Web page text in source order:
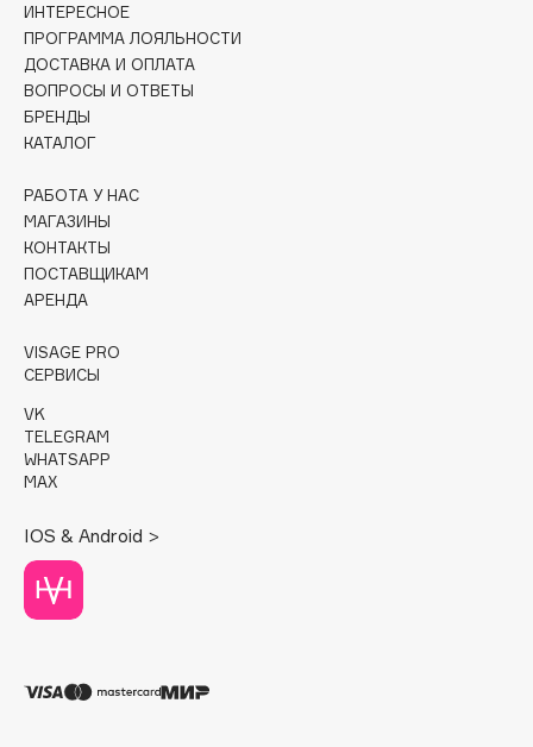
Club De Nuit
Collagenina
Consly
Corimo
CosRX
Crescina
Cunzite
Curaprox
D
d'Alba
DABO
DARLING*
Deonica
Dessange
Divage
ИНТЕРЕСНОЕ
ПРОГРАММА ЛОЯЛЬНОСТИ
ДОСТАВКА И ОПЛАТА
ВОПРОСЫ И ОТВЕТЫ
БРЕНДЫ
КАТАЛОГ
РАБОТА У НАС
МАГАЗИНЫ
КОНТАКТЫ
ПОСТАВЩИКАМ
АРЕНДА
VISAGE PRO
СЕРВИСЫ
VK
TELEGRAM
WHATSAPP
MAX
IOS & Android >